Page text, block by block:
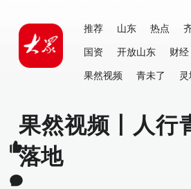
推荐 山东 热点
国资
开放山东 财经
果然视频
青未了
果然视频丨人行
落地